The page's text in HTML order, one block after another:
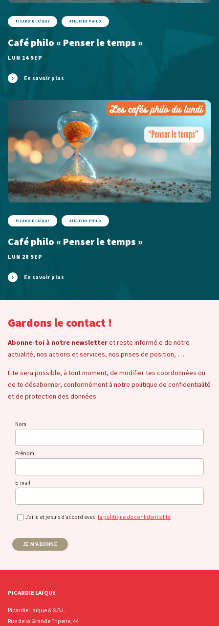
PICARDIE LAÏQUE ATELIERS PHILO
Café philo « Penser le temps »
LUN 14 SEP
En savoir plus
PICARDIE LAÏQUE ATELIERS PHILO
Café philo « Penser le temps »
LUN 28 SEP
En savoir plus
Gardons le contact !
Abonne-toi à notre newsletteret reste informé.e de notre
actualité, nos actions et services, nos prises de position, …
Il te sera possible, à tout moment, de modifier tes coordonnées ou
de te désabonner, conformément à notre politique de confidentialité
et de protection des données.
Nom
Prénom
E-mail
J’ai lu et je suis d’accord avec la politique de confidentialité
JE M'ABONNE
PICARDIE LAÏQUE
Picardie Laïque A.S.B.L.
Rue de la Grande Triperie, 44